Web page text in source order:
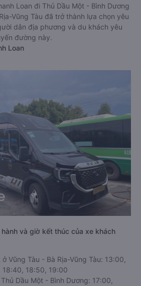
Loan đi Thủ Dầu Một - Bình Dương
Vũng Tàu đã trở thành lựa chọn yêu
dân địa phương và du khách yêu
đường này.
Loan
và giờ kết thúc của xe khách
Vũng Tàu - Bà Rịa-Vũng Tàu: 13:00,
18:40, 18:50, 19:00
Dầu Một - Bình Dương: 17:00,